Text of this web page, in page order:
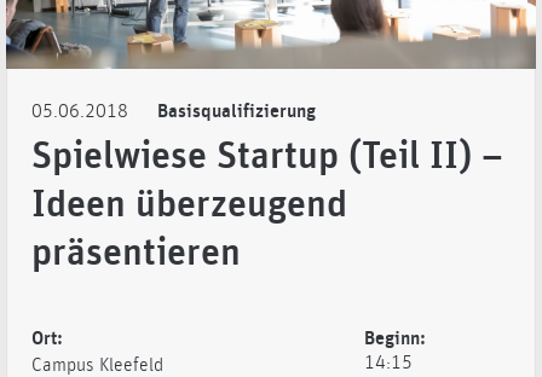
05.06.2018 Basisqualifizierung
Spielwiese Startup (Teil II) –
Ideen überzeugend
präsentieren
Ort:
Campus Kleefeld
Beginn:
14:15